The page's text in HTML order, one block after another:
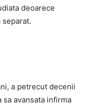
deoarece
separat.
a petrecut decenii
sa avansata infirma